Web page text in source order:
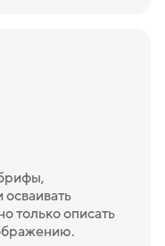
только описать